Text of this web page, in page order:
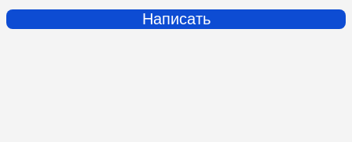
Написать